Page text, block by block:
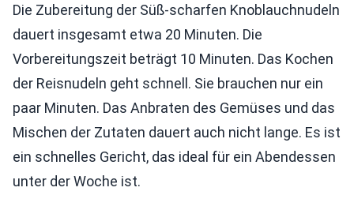
Die Zubereitung der Süß-scharfen Knoblauchnudeln
dauert insgesamt etwa 20 Minuten. Die
Vorbereitungszeit beträgt 10 Minuten. Das Kochen
der Reisnudeln geht schnell. Sie brauchen nur ein
paar Minuten. Das Anbraten des Gemüses und das
Mischen der Zutaten dauert auch nicht lange. Es ist
ein schnelles Gericht, das ideal für ein Abendessen
unter der Woche ist.